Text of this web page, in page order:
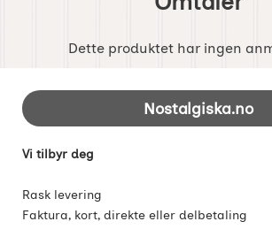
Dette produktet har ingen
Footer-innhold Blandet
Nostalgiska.no
Vi tilbyr deg
Rask levering
Faktura, kort, direkte eller delbetaling